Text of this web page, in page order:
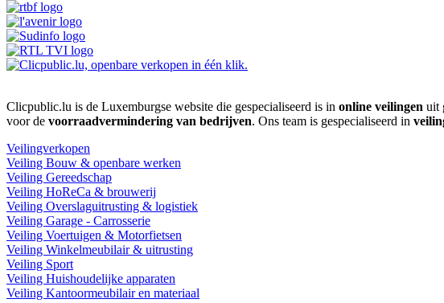
Clicpublic.lu is de Luxemburgse website die gespecialiseerd is in online veilingen uit
voor de voorraadvermindering van bedrijven. Ons team is gespecialiseerd in
Veilingverkopen
Veiling Bouw & openbare werken
Veiling Gereedschap
Veiling HoReCa & brouwerij
Veiling Overslaguitrusting & logistiek
Veiling Garage - Carrosserie
Veiling Voertuigen & Motorfietsen
Veiling Winkelmeubilair & uitrusting
Veiling Sport
Veiling Huishoudelijke apparaten
Veiling Kantoormeubilair en materiaal